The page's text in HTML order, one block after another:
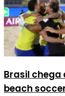
Brasil chega
beach